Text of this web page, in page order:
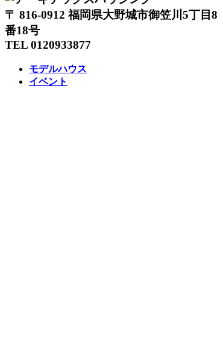
〒 816-0912 福岡県大野城市御笠川5丁目8
番18号
TEL 0120933877
モデルハウス
イベント